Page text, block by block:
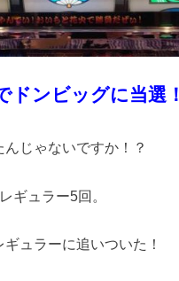
ドンビッグに当選！
じゃないですか！？
ギュラー5回。
ュラーに追いついた！